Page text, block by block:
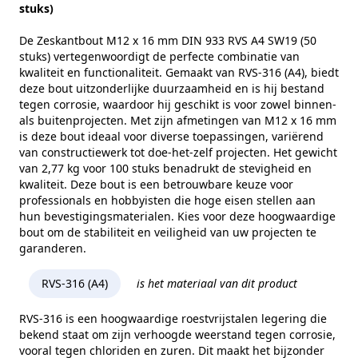
Kopvorm
Alternatieve norm
ISO 4017
Maat (e)
21,1 mm
Kophoogte (k)
7,5 mm
Gewicht per 100 stuks
2,77 kg
Aandrijving
Buitenzeskant
Draadtype
Metrisch
Inhoud verpakking
50
Merk
RVS Products
stuks)
De Zeskantbout M12 x 16 mm DIN 933 RVS A4 SW19 (50
stuks) vertegenwoordigt de perfecte combinatie van
kwaliteit en functionaliteit. Gemaakt van RVS-316 (A4), biedt
deze bout uitzonderlijke duurzaamheid en is hij bestand
tegen corrosie, waardoor hij geschikt is voor zowel binnen-
als buitenprojecten. Met zijn afmetingen van M12 x 16 mm
is deze bout ideaal voor diverse toepassingen, variërend
van constructiewerk tot doe-het-zelf projecten. Het gewicht
van 2,77 kg voor 100 stuks benadrukt de stevigheid en
kwaliteit. Deze bout is een betrouwbare keuze voor
professionals en hobbyisten die hoge eisen stellen aan
hun bevestigingsmaterialen. Kies voor deze hoogwaardige
bout om de stabiliteit en veiligheid van uw projecten te
garanderen.
RVS-316 (A4) is het materiaal van dit product
RVS-316 is een hoogwaardige roestvrijstalen legering die
bekend staat om zijn verhoogde weerstand tegen corrosie,
vooral tegen chloriden en zuren. Dit maakt het bijzonder